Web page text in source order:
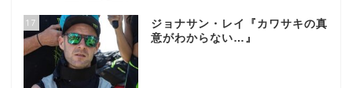
17
ジョナサン・レイ『カワサキの真
意がわからない…』